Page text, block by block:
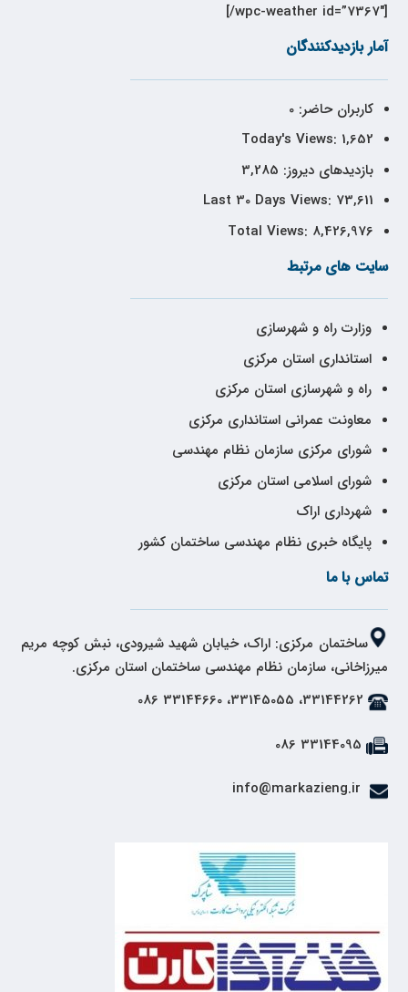
[wpc-weather id=”7367″/]
آمار بازدیدکنندگان
کاربران حاضر:0
Today's Views: 1,652
بازدیدهای دیروز: 3,285
Last 30 Days Views: 73,611
Total Views: 8,426,976
سایت های مرتبط
وزارت راه و شهرسازی
استانداری استان مرکزی
راه و شهرسازی استان مرکزی
معاونت عمرانی استانداری مرکزی
شورای مرکزی سازمان نظام مهندسی
شورای اسلامی استان مرکزی
شهرداری اراک
پایگاه خبری نظام مهندسی ساختمان کشور
تماس با ما
ساختمان مرکزی: اراک، خیابان شهید شیرودی، نبش کوچه مریم
میرزاخانی، سازمان نظام مهندسی ساختمان استان مرکزی.
33144262، 33145055، 33144660 086
33144095 086